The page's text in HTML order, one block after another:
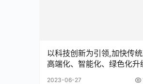
以科技创新为引领,加快传
高端化、智能化、绿色化升
2023-06-27